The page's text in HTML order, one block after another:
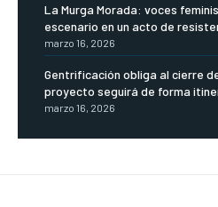
La Murga Morada: voces
escenario en un acto de
marzo 16, 2026
Gentrificación obliga al cierre
proyecto seguirá de forma
marzo 16, 2026